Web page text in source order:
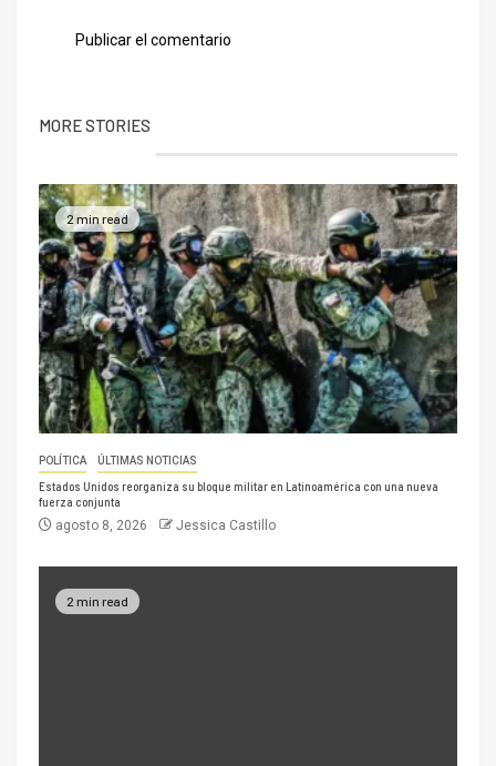
MORE STORIES
2 min read
POLÍTICA ÚLTIMAS NOTICIAS
Estados Unidos reorganiza su bloque militar en Latinoamérica con una nueva
fuerza conjunta
agosto 8, 2026 Jessica Castillo
2 min read